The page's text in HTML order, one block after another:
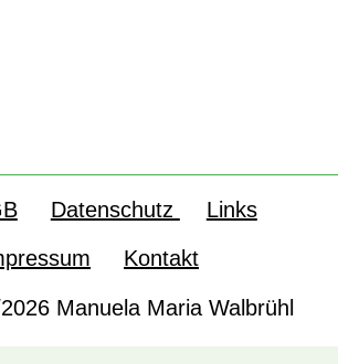
Manuela Maria Walbrühl
Datenschutz
Links
Kontakt